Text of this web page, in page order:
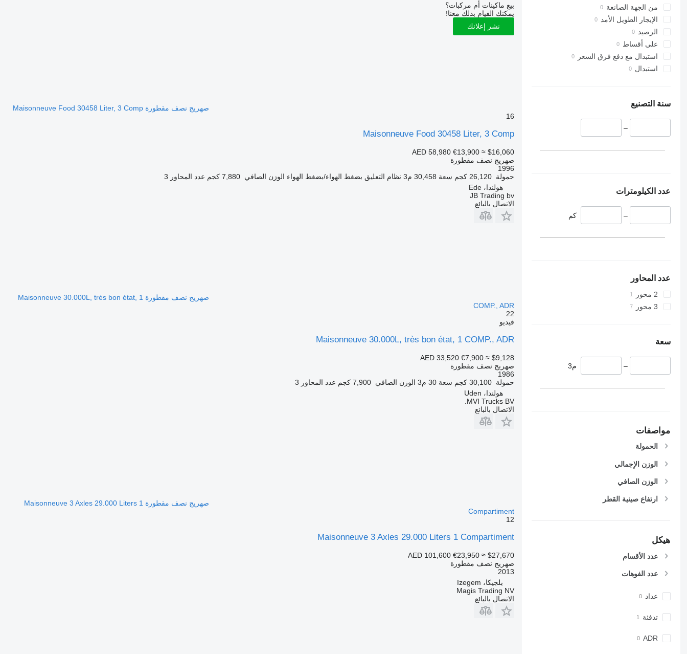
من الجهة الصانعة
الإيجار الطويل الأمد
الرصيد
على أقساط
استبدال مع دفع فرق السعر
استبدال
سنة التصنيع
–
عدد الكيلومترات
– كم
عدد المحاور
2 محور
3 محور
سعة
– م3
مواصفات
الحمولة
الوزن الإجمالي
الوزن الصافي
ارتفاع صينية القطر
هيكل
عدد الأقسام
عدد الفوهات
عداد
تدفئة
ADR
بيع ماكينات أم مركبات؟
يمكنك القيام بذلك معنا!
نشر إعلانك
صهريج نصف مقطورة Maisonneuve Food 30458 Liter, 3 Comp
16
Maisonneuve Food 30458 Liter, 3 Comp
AED 58,980 €13,900 ≈ $16,060
صهريج نصف مقطورة
1996
حمولة 26,120 كجم سعة 30,458 م3 نظام التعليق بضغط الهواء/بضغط الهواء الوزن الصافي 7,880 كجم عدد المحاور 3
هولندا، Ede
JB Trading bv
الاتصال بالبائع
صهريج نصف مقطورة Maisonneuve 30.000L, très bon état, 1
COMP., ADR
22
فيديو
Maisonneuve 30.000L, très bon état, 1 COMP., ADR
AED 33,520 €7,900 ≈ $9,128
صهريج نصف مقطورة
1986
حمولة 30,100 كجم سعة 30 م3 الوزن الصافي 7,900 كجم عدد المحاور 3
هولندا، Uden
MVI Trucks BV.
الاتصال بالبائع
صهريج نصف مقطورة Maisonneuve 3 Axles 29.000 Liters 1
Compartiment
12
Maisonneuve 3 Axles 29.000 Liters 1 Compartiment
AED 101,600 €23,950 ≈ $27,670
صهريج نصف مقطورة
2013
بلجيكا، Izegem
Magis Trading NV
الاتصال بالبائع